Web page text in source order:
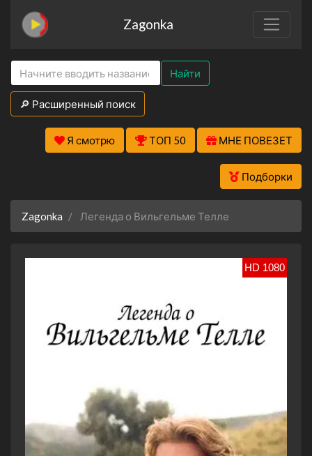
Zagonka
Найти
🔎 Расширенный поиск
Я смотрю ТОП 50 МНЕ ПОВЕЗЕТ
Подборки
Zagonka Легенда о Вильгельме Телле
HD 1080